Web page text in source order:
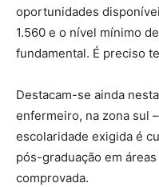
oportunidades
1.560 e o nível mínimo
fundamental. É preciso
Destacam-se ainda
enfermeiro, na zona sul
escolaridade exigida é
pós-graduação em
comprovada.